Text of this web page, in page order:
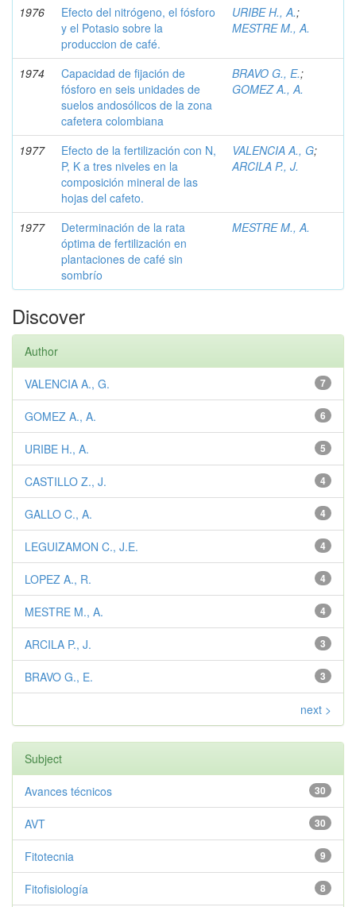
1976
Efecto del nitrógeno, el fósforo
y el Potasio sobre la
produccion de café.
URIBE H., A.;
MESTRE M., A.
1974
Capacidad de fijación de
fósforo en seis unidades de
suelos andosólicos de la zona
cafetera colombiana
BRAVO G., E.;
GOMEZ A., A.
1977
Efecto de la fertilización con N,
P, K a tres niveles en la
composición mineral de las
hojas del cafeto.
VALENCIA A., G;
ARCILA P., J.
1977
Determinación de la rata
óptima de fertilización en
plantaciones de café sin
sombrío
MESTRE M., A.
Discover
Author
7
VALENCIA A., G.
6
GOMEZ A., A.
5
URIBE H., A.
4
CASTILLO Z., J.
4
GALLO C., A.
4
LEGUIZAMON C., J.E.
4
LOPEZ A., R.
4
MESTRE M., A.
3
ARCILA P., J.
3
BRAVO G., E.
next >
Subject
30
Avances técnicos
30
AVT
9
Fitotecnia
8
Fitofisiología